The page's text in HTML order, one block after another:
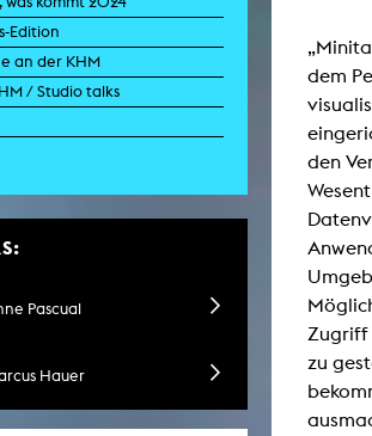
Edition
an der KHM
/ Studio talks
Pascual
Hauer
dem
den
Zugriff
zu
Video
Art and
Art History in
Case –